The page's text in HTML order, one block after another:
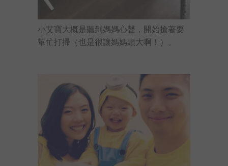
小艾寶大概是聽到媽媽心聲，開始搶著要
幫忙打掃（也是很讓媽媽頭大啊！）。